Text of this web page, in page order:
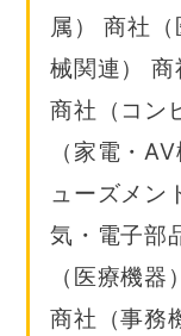
属） 商社
械関連） 商
商社（コン
（家電・
ューズメン
気・電子部
（医療機
商社（事務